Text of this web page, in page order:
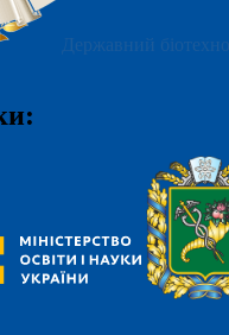
печаткою – до 4 діб,
– 1 доба).Державний